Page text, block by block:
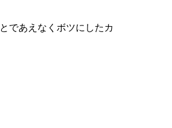
であえなくボツにしたカ